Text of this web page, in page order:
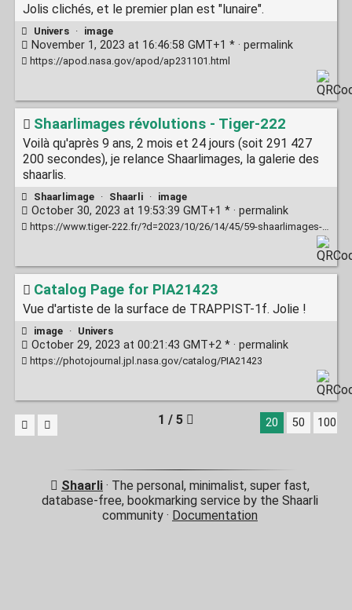
Jolis clichés, et le premier plan est "lunaire".
Univers · image
November 1, 2023 at 16:46:58 GMT+1 * · permalink
https://apod.nasa.gov/apod/ap231101.html
Shaarlimages révolutions - Tiger-222
Voilà qu'après 9 ans, 2 mois et 24 jours (soit 291 427
200 secondes), je relance Shaarlimages, la galerie des
shaarlis.
Shaarlimage · Shaarli · image
October 30, 2023 at 19:53:39 GMT+1 * · permalink
https://www.tiger-222.fr/?d=2023/10/26/14/45/59-shaarlimages-revolutions
Catalog Page for PIA21423
Vue d'artiste de la surface de TRAPPIST-1f. Jolie !
image · Univers
October 29, 2023 at 00:21:43 GMT+2 * · permalink
https://photojournal.jpl.nasa.gov/catalog/PIA21423
1 / 5 20 50 100
Shaarli· The personal, minimalist, super fast,
database-free, bookmarking service by the Shaarli
community · Documentation